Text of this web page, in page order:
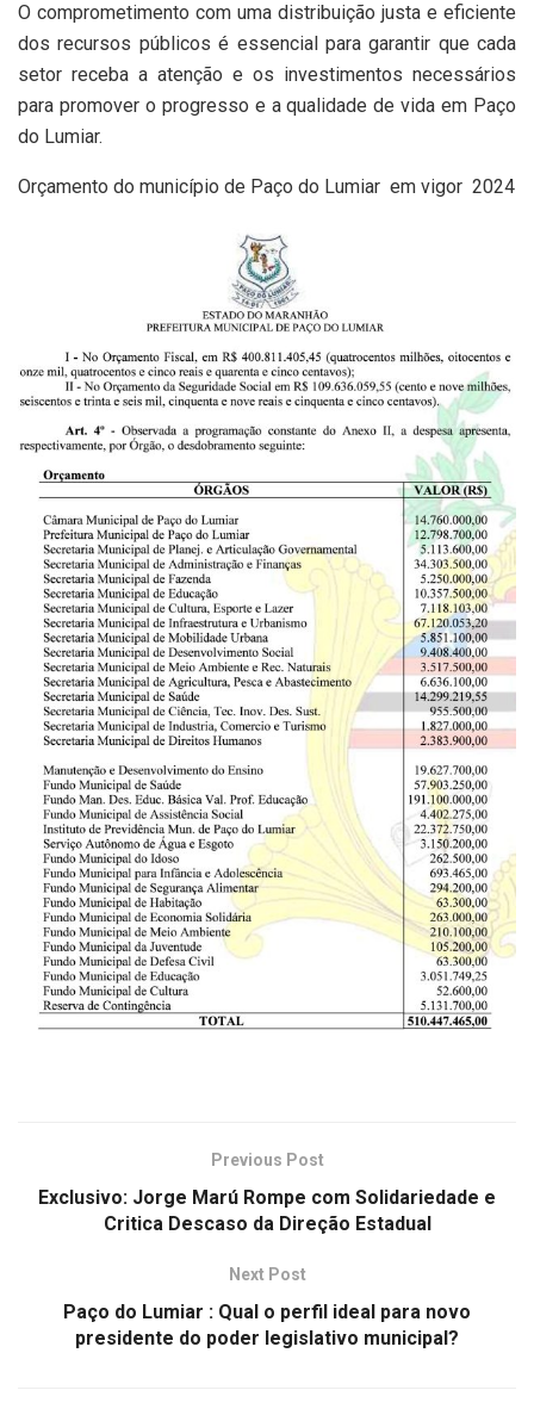
O comprometimento com uma distribuição justa e eficiente
dos recursos públicos é essencial para garantir que cada
setor receba a atenção e os investimentos necessários
para promover o progresso e a qualidade de vida em Paço
do Lumiar.
Orçamento do município de Paço do Lumiar em vigor 2024
Previous Post
Exclusivo: Jorge Marú Rompe com Solidariedade e
Critica Descaso da Direção Estadual
Next Post
Paço do Lumiar : Qual o perfil ideal para novo
presidente do poder legislativo municipal?